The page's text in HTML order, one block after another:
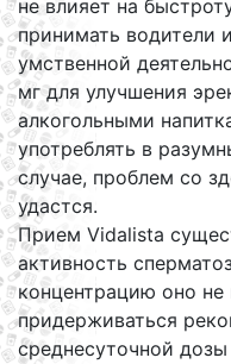
не влияет на
принимать водители
умственной
мг для улучшения
алкогольными
употреблять в
случае, проблем со
удастся.
Прием Vidalista
активность
концентрацию оно
придерживаться
среднесуточной